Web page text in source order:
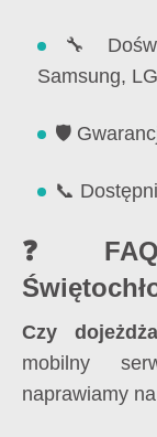
🔧
Samsung,
🛡️
📞
❓
Czy
mobilny
naprawiamy